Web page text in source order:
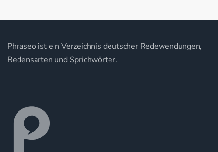
Phraseo ist ein Verzeichnis deutscher Redewendungen,
Redensarten und Sprichwörter.